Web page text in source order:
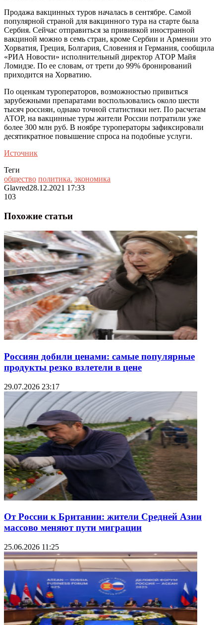
Продажа вакцинных туров началась в сентябре. Самой
популярной страной для вакцинного тура на старте была
Сербия. Сейчас отправиться за прививкой иностранной
вакциной можно в семь стран, кроме Сербии и Армении это
Хорватия, Греция, Болгария, Словения и Германия, сообщила
«РИА Новости» исполнительный директор АТОР Майя
Ломидзе. По ее словам, от трети до 99% бронирований
приходится на Хорватию.
По оценкам туроператоров, возможностью привиться
зарубежными препаратами воспользовались около шести
тысяч россиян, однако точной статистики нет. По расчетам
АТОР, на вакцинные туры жители России потратили уже
более 300 млн руб. В ноябре туроператоры зафиксировали
десятикратное повышение спроса на подобные услуги.
Источник
Теги
общество политика. экономика
Glavred28.12.2021 17:33
103
Похожие статьи
Россиян добили ценами: самые популярные
продукты резко взлетели в цене
29.07.2026 23:17
От России к Британии: жители Средней Азии
массово меняют пути миграции
25.06.2026 11:25